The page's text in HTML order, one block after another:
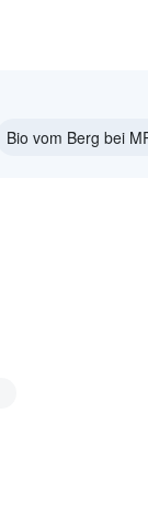
Bio vom Berg bei